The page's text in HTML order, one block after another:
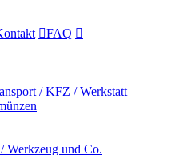
FAQ 
/ KFZ / Werkstatt
Werkzeug und Co.